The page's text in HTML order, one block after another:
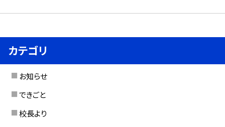
カテゴリ
お知らせ
できごと
校長より